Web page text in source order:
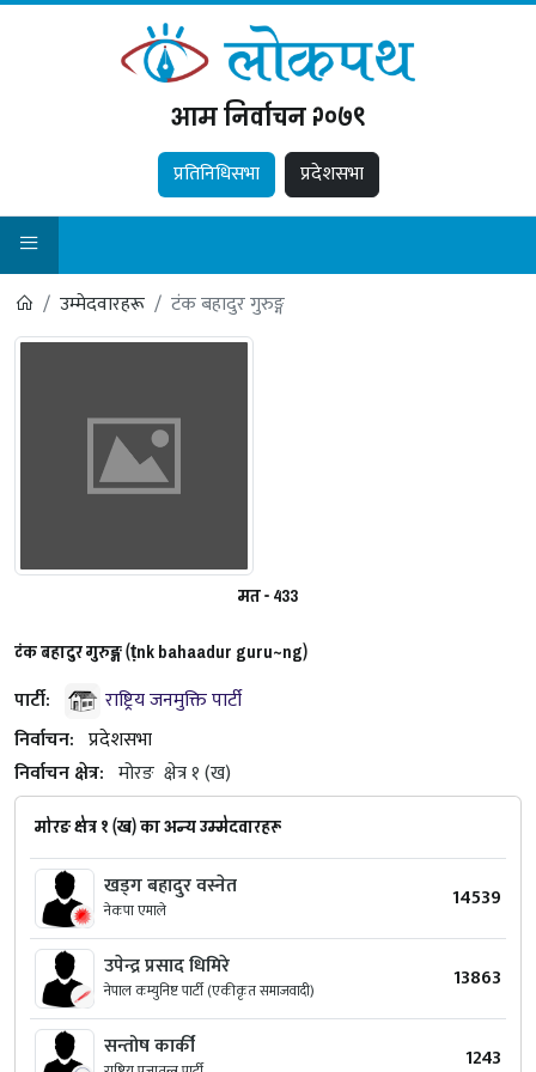
आम निर्वाचन २०७९
प्रतिनिधिसभा प्रदेशसभा
उम्मेदवारहरू टंक बहादुर गुरुङ्ग
मत - 433
टंक बहादुर गुरुङ्ग (ṭnk bahaadur guru~ng)
पार्टी:
राष्ट्रिय जनमुक्ति पार्टी
निर्वाचन: प्रदेशसभा
निर्वाचन क्षेत्र: मोरङ क्षेत्र १ (ख)
मोरङ क्षेत्र १ (ख) का अन्य उम्मेदवारहरू
खड्ग बहादुर वस्नेत
नेकपा एमाले 14539
उपेन्द्र प्रसाद धिमिरे
नेपाल कम्युनिष्ट पार्टी (एकीकृत समाजवादी) 13863
सन्तोष कार्की 1243